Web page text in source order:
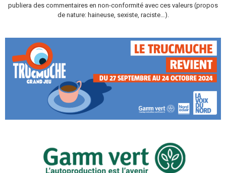
publiera des commentaires en non-conformité avec ces valeurs (propos
de nature: haineuse, sexiste, raciste…).